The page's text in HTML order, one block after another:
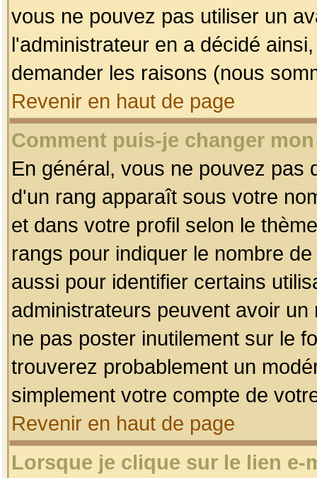
vous ne pouvez pas utiliser un
l'administrateur en a décidé
demander les raisons (nous
Revenir en haut de page
Comment puis-je changer
En général, vous ne pouvez pas
d'un rang apparaît sous votre
et dans votre profil selon le
rangs pour indiquer le nombre
aussi pour identifier certains
administrateurs peuvent avoir
ne pas poster inutilement sur le
trouverez probablement un
simplement votre compte de
Revenir en haut de page
Lorsque je clique sur le lien